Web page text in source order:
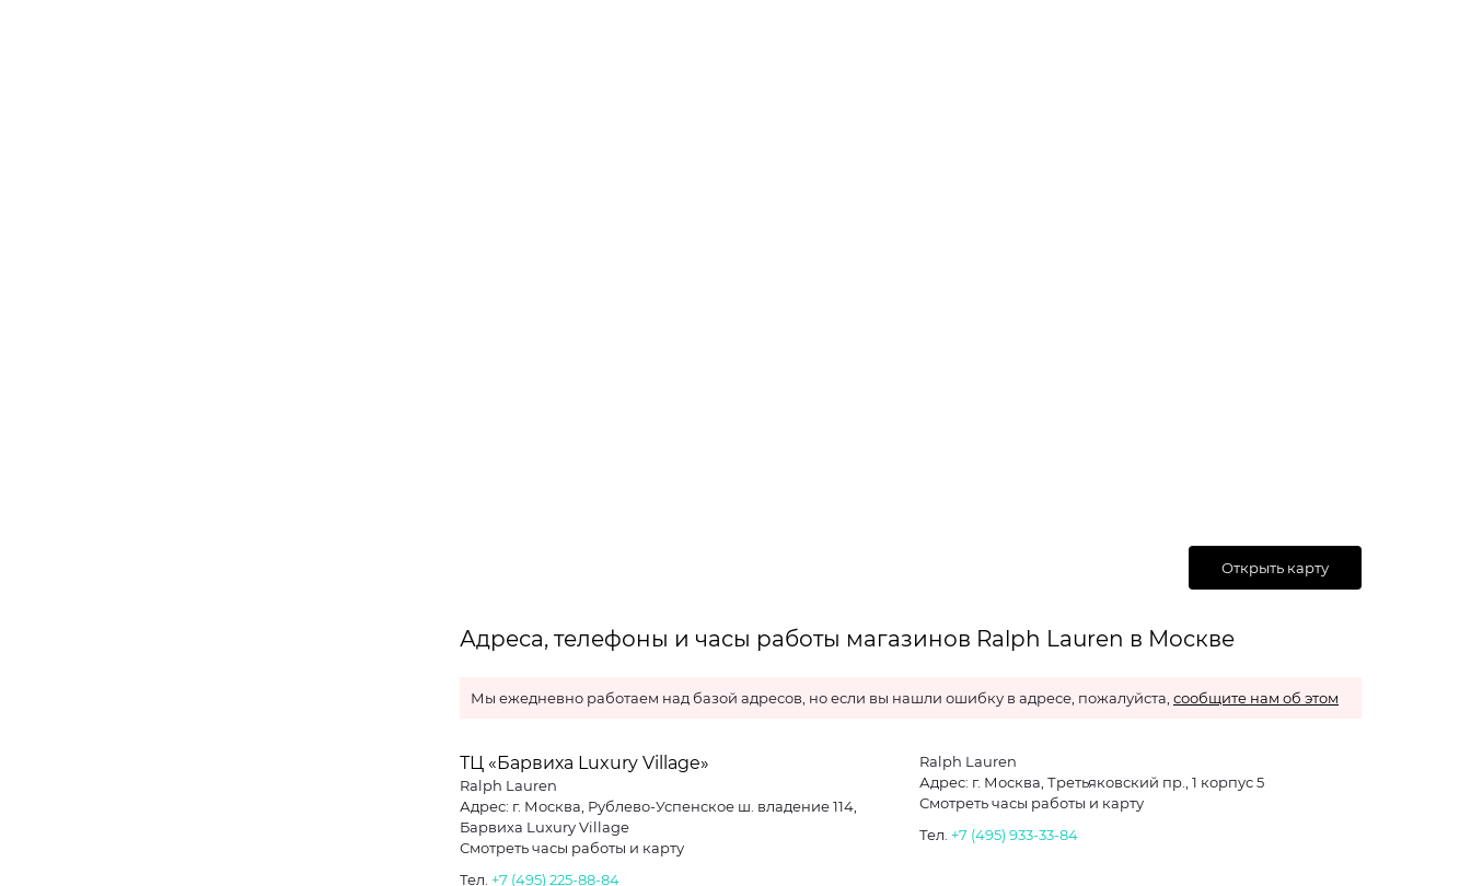
Открыть карту
Адреса, телефоны и часы работы магазинов Ralph Lauren в Москве
Мы ежедневно работаем над базой адресов, но если вы нашли ошибку в адресе, пожалуйста, сообщите нам об этом
ТЦ «Барвиха Luxury Village»
Ralph Lauren
Адрес: г. Москва, Рублево-Успенское ш. владение 114,
Барвиха Luxury Village
Смотреть часы работы и карту
Тел. +7 (495) 225-88-84
Ralph Lauren
Адрес: г. Москва, Третьяковский пр., 1 корпус 5
Смотреть часы работы и карту
Тел. +7 (495) 933-33-84